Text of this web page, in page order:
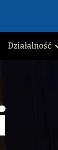
Działalność